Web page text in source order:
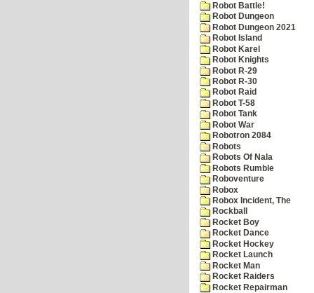
Robot Battle!
Robot Dungeon
Robot Dungeon 2021
Robot Island
Robot Karel
Robot Knights
Robot R-29
Robot R-30
Robot Raid
Robot T-58
Robot Tank
Robot War
Robotron 2084
Robots
Robots Of Nala
Robots Rumble
Roboventure
Robox
Robox Incident, The
Rockball
Rocket Boy
Rocket Dance
Rocket Hockey
Rocket Launch
Rocket Man
Rocket Raiders
Rocket Repairman